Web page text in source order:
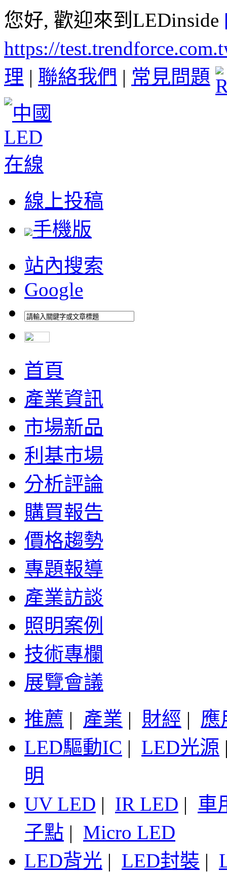
您好, 歡迎來到LEDinside
https://
理 | 聯絡我們 | 常見問題
線上投稿
手機版
站內搜索
Google
首頁
產業資訊
市場新品
利基市場
分析評論
購買報告
價格趨勢
專題報導
產業訪談
照明案例
技術專欄
展覽會議
推薦 | 產業 | 財經 | 應
LED驅動IC | LED光源
明
UV LED | IR LED | 車
子點 | Micro LED
LED背光 | LED封裝 |